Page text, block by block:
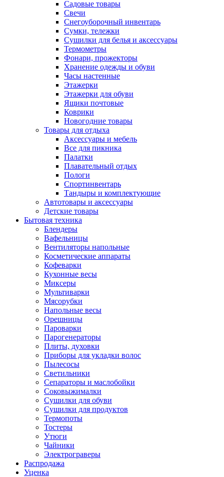
Садовые товары
Свечи
Снегоуборочный инвентарь
Сумки, тележки
Сушилки для белья и аксессуары
Термометры
Фонари, прожекторы
Хранение одежды и обуви
Часы настенные
Этажерки
Этажерки для обуви
Ящики почтовые
Коврики
Новогодние товары
Товары для отдыха
Аксессуары и мебель
Все для пикника
Палатки
Плавательный отдых
Пологи
Спортинвентарь
Тандыры и комплектующие
Автотовары и аксессуары
Детские товары
Бытовая техника
Блендеры
Вафельницы
Вентиляторы напольные
Косметические аппараты
Кофеварки
Кухонные весы
Миксеры
Мультиварки
Мясорубки
Напольные весы
Орешницы
Пароварки
Парогенераторы
Плиты, духовки
Приборы для укладки волос
Пылесосы
Светильники
Сепараторы и маслобойки
Соковыжималки
Сушилки для обуви
Сушилки для продуктов
Термопоты
Тостеры
Утюги
Чайники
Электрограверы
Распродажа
Уценка